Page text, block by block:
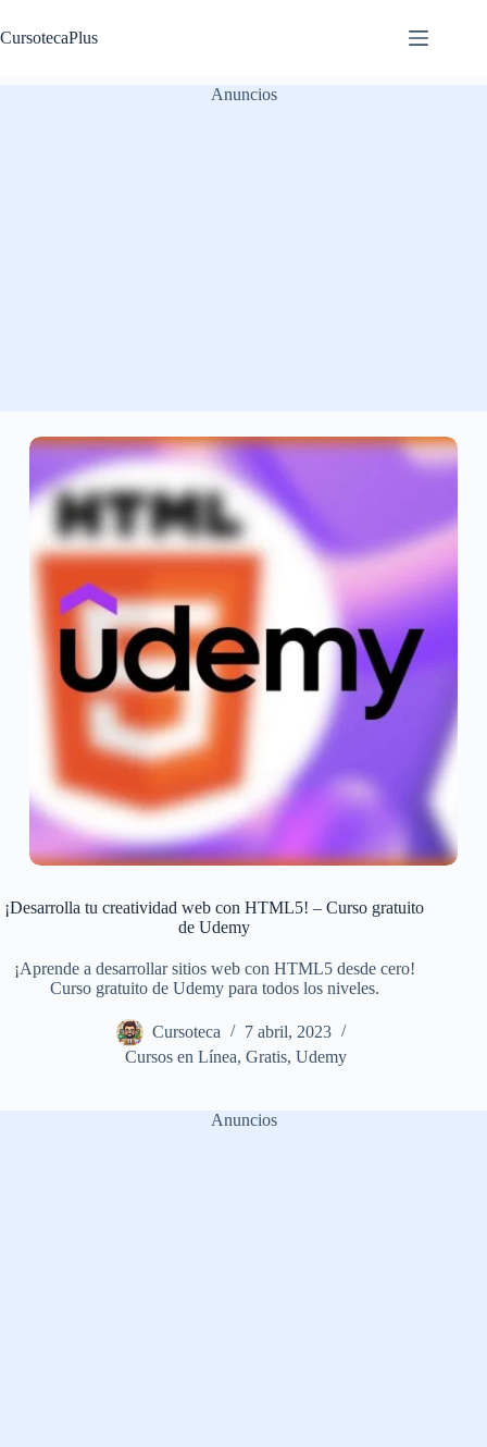
al
contenido
CursotecaPlus
Anuncios
¡Desarrolla tu creatividad web con HTML5! – Curso gratuito
de Udemy
¡Aprende a desarrollar sitios web con HTML5 desde cero!
Curso gratuito de Udemy para todos los niveles.
Cursoteca
7 abril, 2023
Cursos en Línea,Gratis,Udemy
Anuncios